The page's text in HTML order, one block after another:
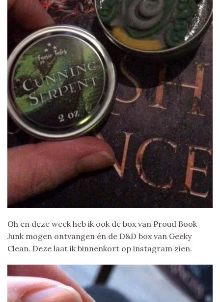
Oh en deze week heb ik ook de box van Proud Book
Junk mogen ontvangen én de D&D box van Geeky
Clean. Deze laat ik binnenkort op instagram zien.